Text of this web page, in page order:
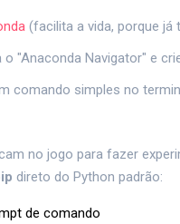
(facilita a vida, porque
o "Anaconda Navigator" e
comando simples no
no jogo para fazer
direto do Python padrão:
de comando